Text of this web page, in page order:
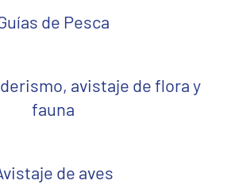
de Pesca
avistaje de flora y
fauna
de aves